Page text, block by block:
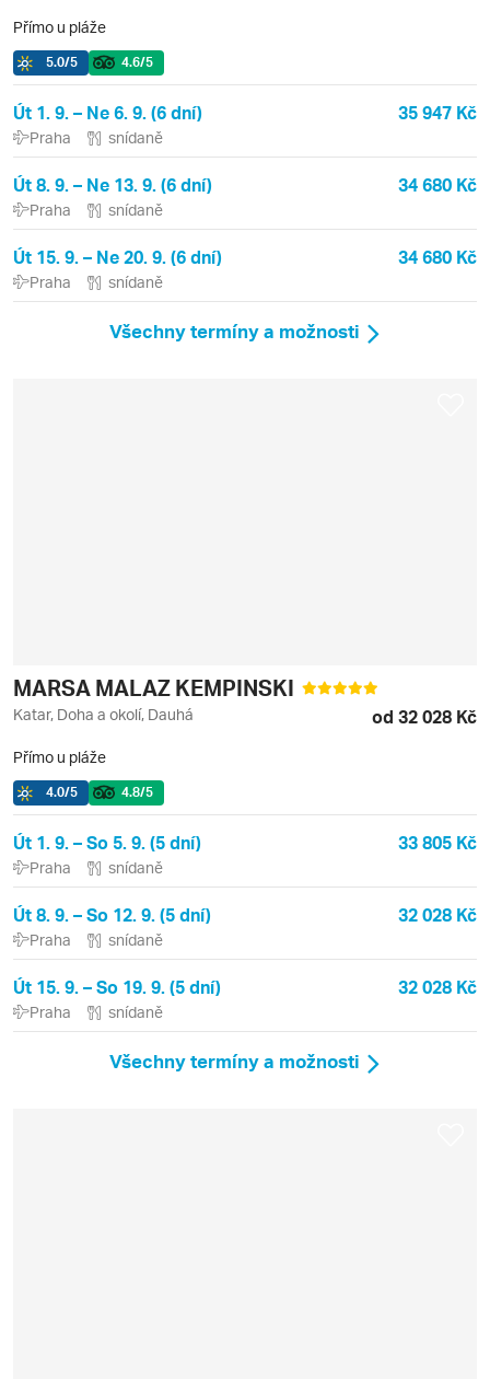
Přímo u pláže
5.0/5 4.6/5
Út 1. 9. – Ne 6. 9. (6 dní) 35 947 Kč
Praha snídaně
Út 8. 9. – Ne 13. 9. (6 dní) 34 680 Kč
Praha snídaně
Út 15. 9. – Ne 20. 9. (6 dní) 34 680 Kč
Praha snídaně
Všechny termíny a možnosti
MARSA MALAZ KEMPINSKI
Katar, Doha a okolí, Dauhá od 32 028 Kč
Přímo u pláže
4.0/5 4.8/5
Út 1. 9. – So 5. 9. (5 dní) 33 805 Kč
Praha snídaně
Út 8. 9. – So 12. 9. (5 dní) 32 028 Kč
Praha snídaně
Út 15. 9. – So 19. 9. (5 dní) 32 028 Kč
Praha snídaně
Všechny termíny a možnosti